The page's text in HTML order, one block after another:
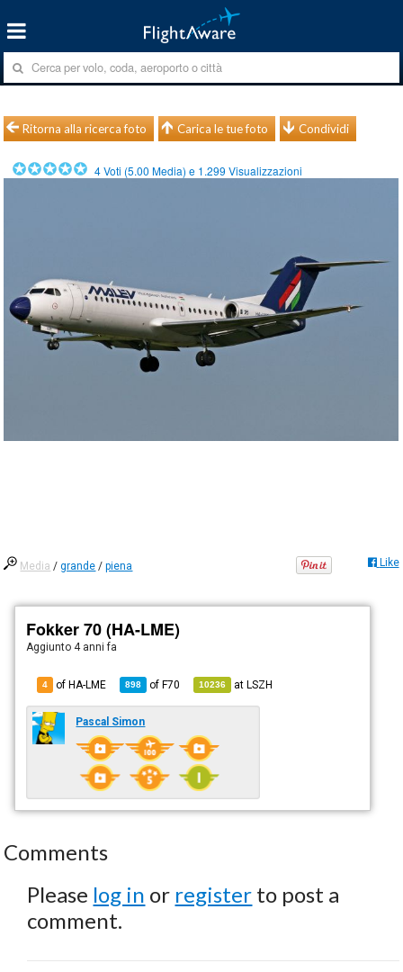
Ritorna alla ricerca foto Carica le tue foto Condividi
4Voti (5.00 Media) e 1.299 Visualizzazioni
Media /grande /piena Like
Fokker 70 (HA-LME)
Aggiunto 4 anni fa
4 of HA-LME 898 ofF70 10236 atLSZH
Pascal Simon
Comments
Please log in or register to post a
comment.